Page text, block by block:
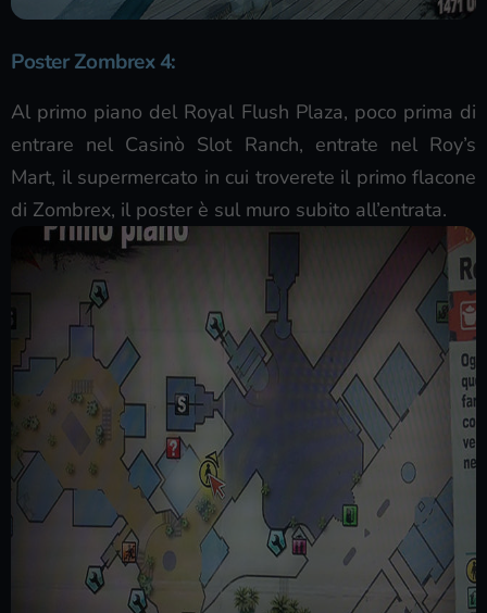
Poster Zombrex 4:
Al primo piano del Royal Flush Plaza, poco prima di
entrare nel Casinò Slot Ranch, entrate nel Roy’s
Mart, il supermercato in cui troverete il primo flacone
di Zombrex, il poster è sul muro subito all’entrata.